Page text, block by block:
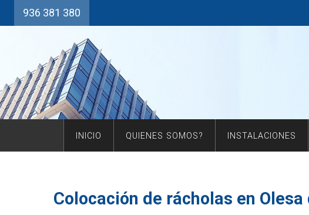
936 381 380
INICIO QUIENES SOMOS? INSTALACIONES
Colocación de rácholas en